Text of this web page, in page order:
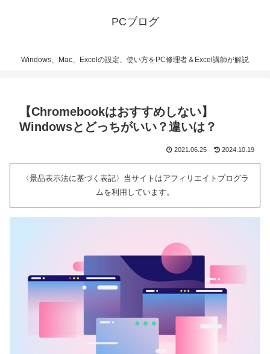
PCブログ
Windows、Mac、Excelの設定、使い方をPC修理者＆Excel講師が解説
【Chromebookはおすすめしない】
Windowsとどっちがいい？違いは？
2021.06.25 2024.10.19
〈景品表示法に基づく表記〉当サイトはアフィリエイトプログラ
ムを利用しています。